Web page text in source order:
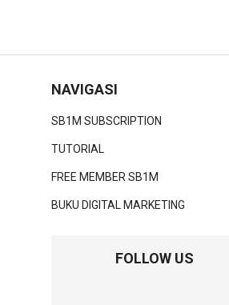
NAVIGASI
SB1M SUBSCRIPTION
TUTORIAL
FREE MEMBER SB1M
BUKU DIGITAL MARKETING
FOLLOW US